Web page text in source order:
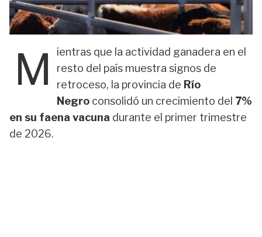
M
ientras que la actividad ganadera en el
resto del país muestra signos de
retroceso, la provincia de Río
Negro consolidó un crecimiento del 7%
en su faena vacuna durante el primer trimestre
de 2026.